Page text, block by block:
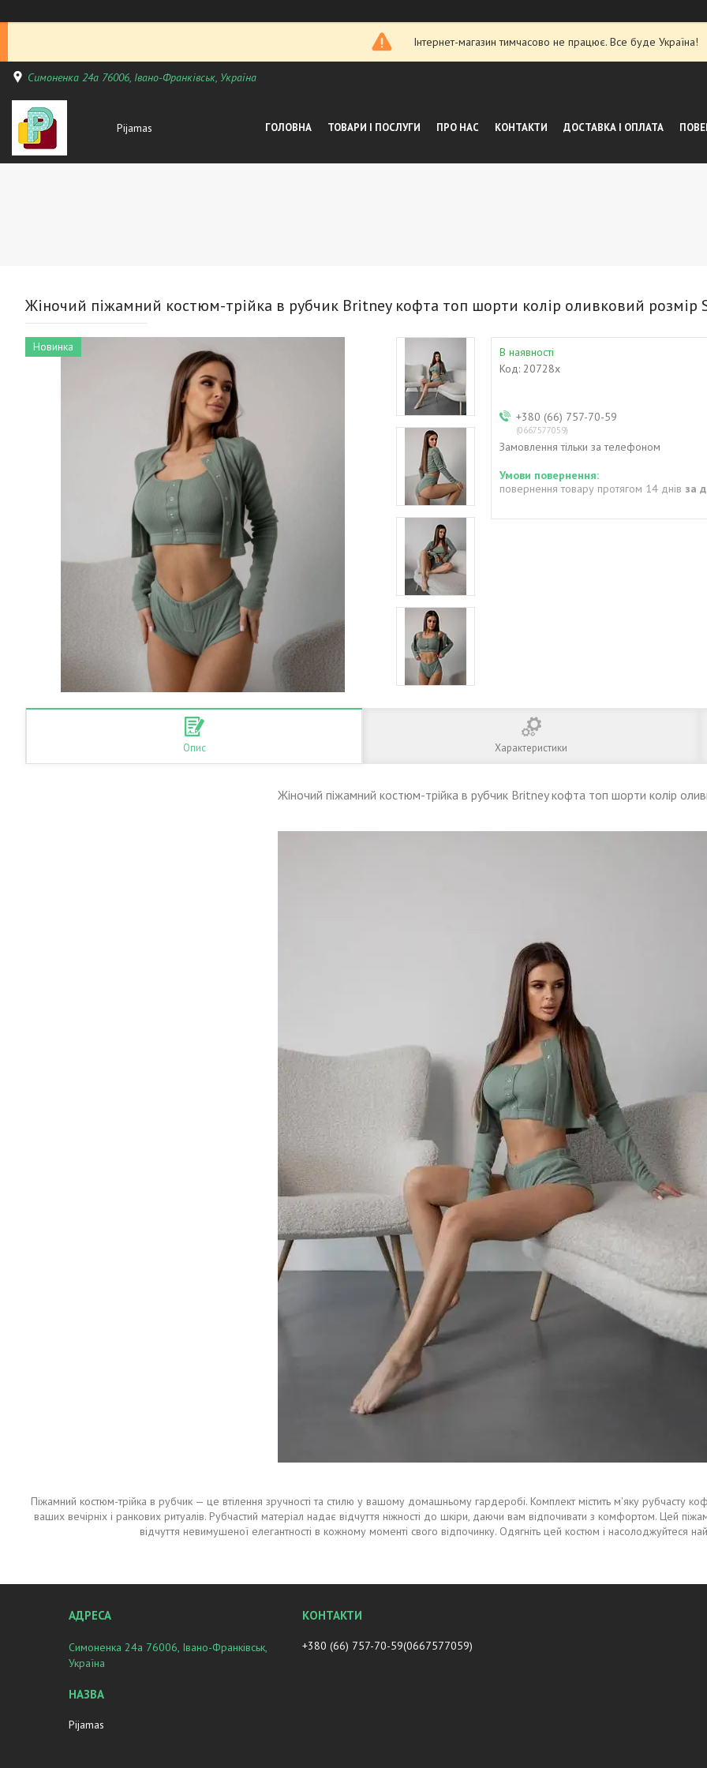
Інтернет-магазин тимчасово не працює. Все буде Україна!
Симоненка 24а 76006, Івано-Франківськ, Україна
Pijamas ГОЛОВНА ТОВАРИ І ПОСЛУГИ ПРО НАС КОНТАКТИ ДОСТАВКА І ОПЛАТА
Жіночий піжамний костюм-трійка в рубчик Britney кофта топ шорти колір оливковий розмір
Новинка
В наявності
Код: 20728х
+380 (66) 757-70-59
0667577059
Замовлення тільки за телефоном
повернення товару протягом 14 днів за
Опис Характеристики
Жіночий піжамний костюм-трійка в рубчик Britney кофта топ шорти колір
Піжамний костюм-трійка в рубчик — це втілення зручності та стилю у вашому домашньому гардеробі. Комплект містить м'яку рубчасту
ваших вечірніх і ранкових ритуалів. Рубчастий матеріал надає відчуття ніжності до шкіри, даючи вам відпочивати з комфортом. Цей
відчуття невимушеної елегантності в кожному моменті свого відпочинку. Одягніть цей костюм і насолоджуйтеся
Симоненка 24а 76006, Івано-Франківськ,
Україна
Pijamas
+380 (66) 757-70-59 0667577059